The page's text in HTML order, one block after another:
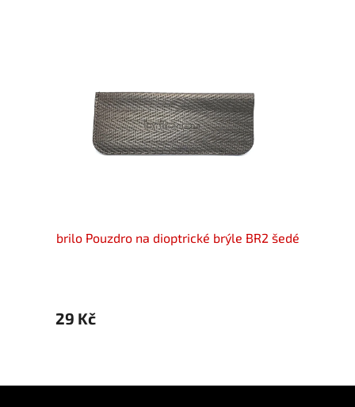
brilo Pouzdro na dioptrické brýle BR2 šedé
29 Kč